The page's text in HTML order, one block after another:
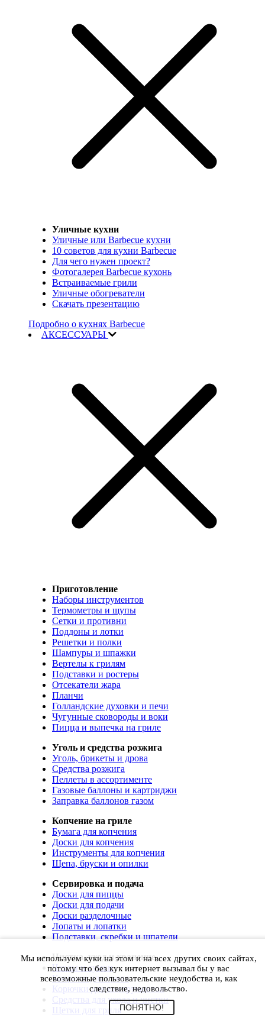
Уличные кухни
Уличные или Barbecue кухни
10 советов для кухни Barbecue
Для чего нужен проект?
Фотогалерея Barbecue кухонь
Встраиваемые грили
Уличные обогреватели
Скачать презентацию
Подробно о кухнях Barbecue
АКСЕССУАРЫ
Приготовление
Наборы инструментов
Термометры и щупы
Сетки и противни
Поддоны и лотки
Решетки и полки
Шампуры и шпажки
Вертелы к грилям
Подставки и ростеры
Отсекатели жара
Планчи
Голландские духовки и печи
Чугунные сковороды и воки
Пицца и выпечка на гриле
Уголь и средства розжига
Уголь, брикеты и дрова
Средства розжига
Пеллеты в ассортименте
Газовые баллоны и картриджи
Заправка баллонов газом
Копчение на гриле
Бумага для копчения
Доски для копчения
Инструменты для копчения
Щепа, бруски и опилки
Сервировка и подача
Доски для пиццы
Доски для подачи
Доски разделочные
Лопаты и лопатки
Подставки, скребки и шпатели
Чистка, уход и хранение
Чехлы и сумки
Коврики для гриля
Корючки для инструментов
Средства для ухода и чистки
Щетки для гриля
Мы используем куки на этом и на всех других своих сайтах,
потому что без кук интернет вызывал бы у вас
всевозможные пользовательские неудобства и, как
следствие, недовольство.
ПОНЯТНО!